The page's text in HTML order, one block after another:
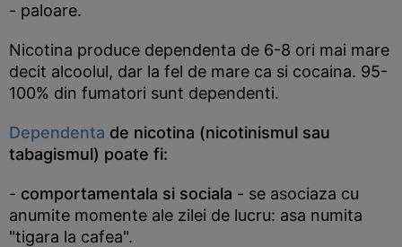
- paloare.
Nicotina produce dependenta de 6-8 ori mai mare
decit alcoolul, dar la fel de mare ca si cocaina. 95-
100% din fumatori sunt dependenti.
Dependenta de nicotina (nicotinismul sau
tabagismul) poate fi:
- comportamentala si sociala - se asociaza cu
anumite momente ale zilei de lucru: asa numita
"tigara la cafea".